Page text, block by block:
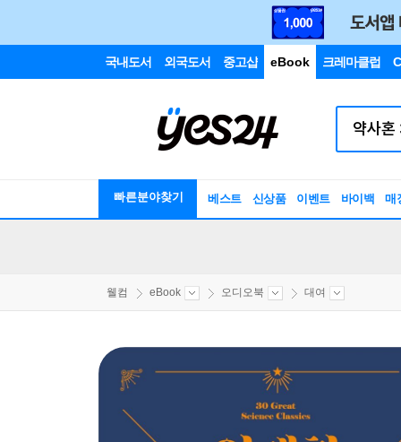
국내도서 외국도서 중고샵 eBook 크레마클럽
빠른분야찾기 베스트 신상품 이벤트 바이백 매
웰컴 eBook 오디오북 대여